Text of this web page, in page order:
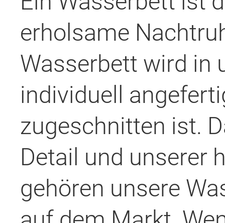
erholsame
Wasserbett wird in
individuell
zugeschnitten ist.
Detail und unserer
gehören unsere